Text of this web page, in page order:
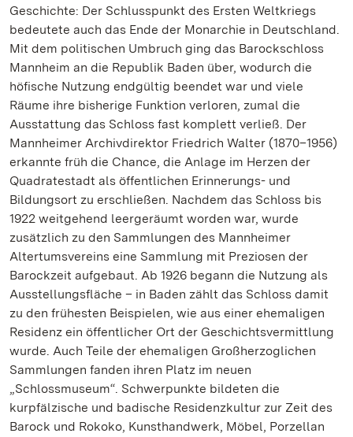
Geschichte: Der Schlusspunkt des Ersten Weltkriegs
bedeutete auch das Ende der Monarchie in Deutschland.
Mit dem politischen Umbruch ging das Barockschloss
Mannheim an die Republik Baden über, wodurch die
höfische Nutzung endgültig beendet war und viele
Räume ihre bisherige Funktion verloren, zumal die
Ausstattung das Schloss fast komplett verließ. Der
Mannheimer Archivdirektor Friedrich Walter (1870–1956)
erkannte früh die Chance, die Anlage im Herzen der
Quadratestadt als öffentlichen Erinnerungs- und
Bildungsort zu erschließen. Nachdem das Schloss bis
1922 weitgehend leergeräumt worden war, wurde
zusätzlich zu den Sammlungen des Mannheimer
Altertumsvereins eine Sammlung mit Preziosen der
Barockzeit aufgebaut. Ab 1926 begann die Nutzung als
Ausstellungsfläche – in Baden zählt das Schloss damit
zu den frühesten Beispielen, wie aus einer ehemaligen
Residenz ein öffentlicher Ort der Geschichtsvermittlung
wurde. Auch Teile der ehemaligen Großherzoglichen
Sammlungen fanden ihren Platz im neuen
„Schlossmuseum“. Schwerpunkte bildeten die
kurpfälzische und badische Residenzkultur zur Zeit des
Barock und Rokoko, Kunsthandwerk, Möbel, Porzellan